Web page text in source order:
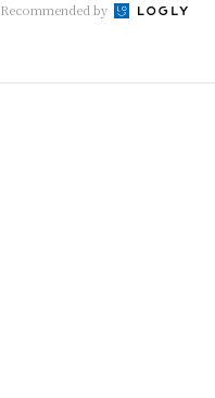
Recommended by